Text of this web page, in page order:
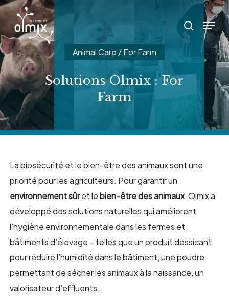
Skip
to
main
content
search
Menu
Animal Care / For Farm
Solutions Olmix : For
Farm
La biosécurité et le bien-être des animaux sont une
priorité pour les agriculteurs. Pour garantir un
environnement sûret lebien-être des animaux, Olmix a
développé des solutions naturelles qui améliorent
l’hygiène environnementale dans les fermes et
bâtiments d’élevage – telles que un produit dessicant
pour réduire l’humidité dans le bâtiment, une poudre
permettant de sécher les animaux à la naissance, un
valorisateur d’effluents…